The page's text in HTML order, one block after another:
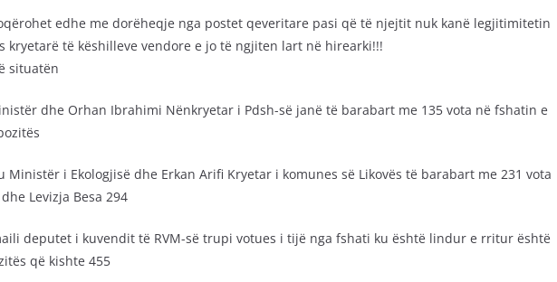
edhe me dorëheqje nga postet qeveritare pasi që të njejtit nuk kanë legjitimitetin
kryetarë të këshilleve vendore e jo të ngjiten lart në hirearki!!!
situatën
dhe Orhan Ibrahimi Nënkryetar i Pdsh-së janë të barabart me 135 vota në fshatin e
Ministër i Ekologjisë dhe Erkan Arifi Kryetar i komunes së Likovës të barabart me 231 vota
Levizja Besa 294
deputet i kuvendit të RVM-së trupi votues i tijë nga fshati ku është lindur e rritur është
që kishte 455